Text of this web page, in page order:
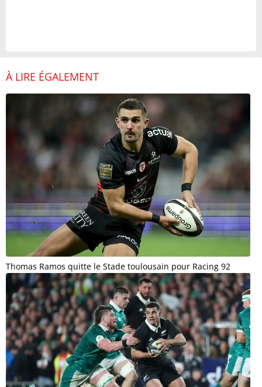
À LIRE ÉGALEMENT
Thomas Ramos quitte le Stade toulousain pour Racing 92